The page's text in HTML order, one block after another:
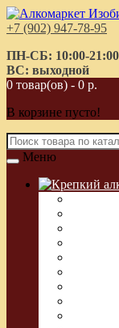
+7 (902) 947-78-95
ПН-СБ: 10:00-21:00
ВС: выходной
0 товар(ов) - 0 р.
В корзине пусто!
Меню